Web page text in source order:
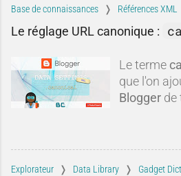
réellement
une autre
cette
examiner
fréquen
Base de connaissances Références XML
Le réglage URL canonique :
Le terme
que l'on
Blogger de
Explorateur Data Library Gadget